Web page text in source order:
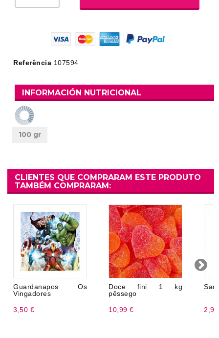
Referência 107594
INFORMACIÓN NUTRICIONAL
100 gr
CLIENTES QUE COMPRARAM ESTE PRODUTO
TAMBÉM COMPRARAM:
Guardanapos Os
Vingadores
3,50 €
Doce fini 1 kg
pêssego
10,99 €